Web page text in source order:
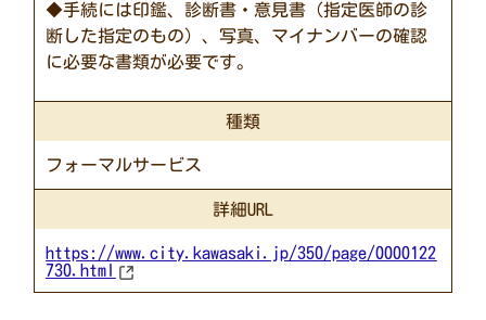
◆手続には印鑑、診断書・意見書（指定医師の診
断した指定のもの）、写真、マイナンバーの確認
に必要な書類が必要です。
種類
フォーマルサービス
詳細URL
https://www.city.kawasaki.jp/350/page/0000122
730.html